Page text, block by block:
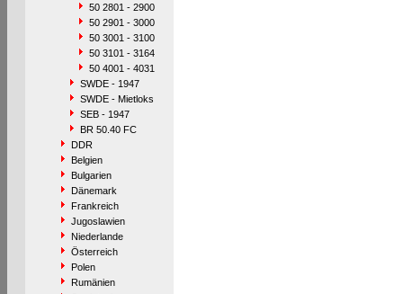
50 2801 - 2900
50 2901 - 3000
50 3001 - 3100
50 3101 - 3164
50 4001 - 4031
SWDE - 1947
SWDE - Mietloks
SEB - 1947
BR 50.40 FC
DDR
Belgien
Bulgarien
Dänemark
Frankreich
Jugoslawien
Niederlande
Österreich
Polen
Rumänien